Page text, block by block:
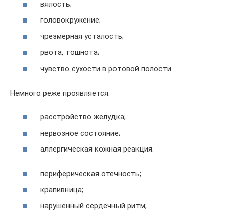
вялость;
головокружение;
чрезмерная усталость;
рвота, тошнота;
чувство сухости в ротовой полости.
Немного реже проявляется:
расстройство желудка;
нервозное состояние;
аллергическая кожная реакция.
периферическая отечность;
крапивница;
нарушенный сердечный ритм;